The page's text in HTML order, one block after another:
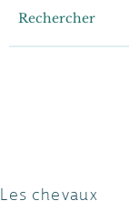
Les chevaux